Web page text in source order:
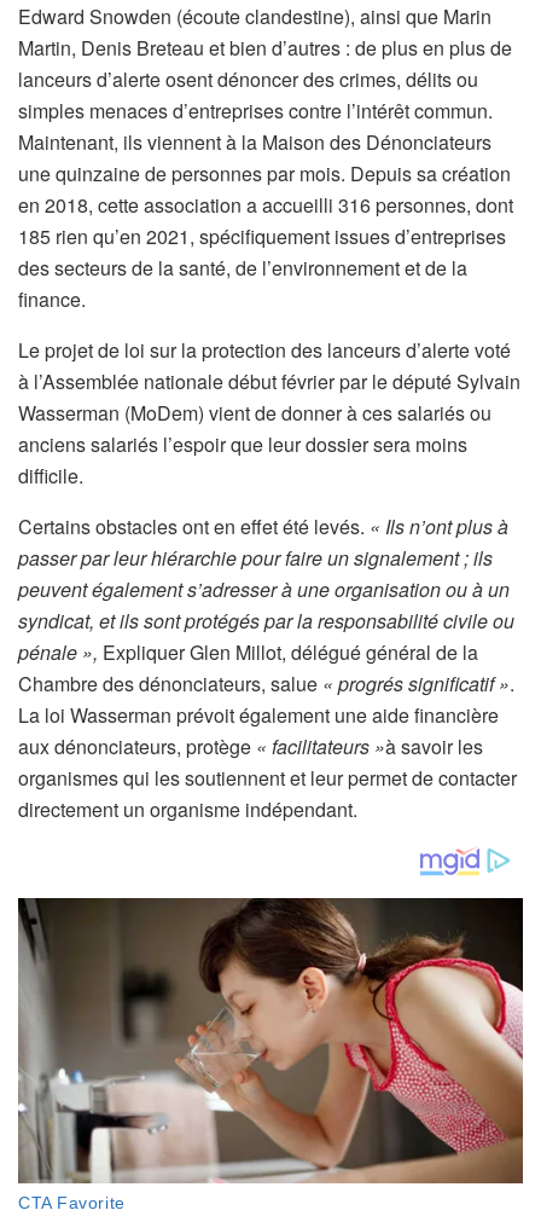
Edward Snowden (écoute clandestine), ainsi que Marin
Martin, Denis Breteau et bien d’autres : de plus en plus de
lanceurs d’alerte osent dénoncer des crimes, délits ou
simples menaces d’entreprises contre l’intérêt commun.
Maintenant, ils viennent à la Maison des Dénonciateurs
une quinzaine de personnes par mois. Depuis sa création
en 2018, cette association a accueilli 316 personnes, dont
185 rien qu’en 2021, spécifiquement issues d’entreprises
des secteurs de la santé, de l’environnement et de la
finance.
Le projet de loi sur la protection des lanceurs d’alerte voté
à l’Assemblée nationale début février par le député Sylvain
Wasserman (MoDem) vient de donner à ces salariés ou
anciens salariés l’espoir que leur dossier sera moins
difficile.
Certains obstacles ont en effet été levés. « Ils n’ont plus à
passer par leur hiérarchie pour faire un signalement ; ils
peuvent également s’adresser à une organisation ou à un
syndicat, et ils sont protégés par la responsabilité civile ou
pénale », ExpliquerGlen Millot, délégué général de la
Chambre des dénonciateurs, salue « progrés significatif ».
La loi Wasserman prévoit également une aide financière
aux dénonciateurs, protège « facilitateurs »à savoir les
organismes qui les soutiennent et leur permet de contacter
directement un organisme indépendant.